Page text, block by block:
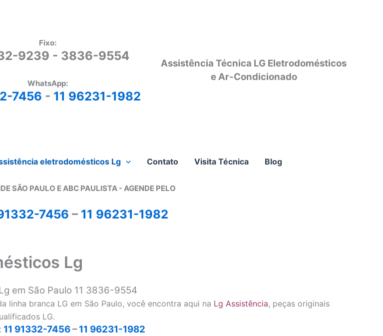
Fixo:
9239 - 3836-9554
WhatsApp:
7456 - 11 96231-1982
Assistência Técnica LG Eletrodomésticos
e Ar-Condicionado
eletrodomésticos Lg Contato Visita Técnica Blog
SÃO PAULO E ABC PAULISTA - AGENDE PELO
7456 – 11 96231-1982
Lg
em São Paulo 11 3836-9554
linha branca LG em São Paulo, você encontra aqui na Lg Assistência, peças originais
LG.
11 91332-7456–11 96231-1982